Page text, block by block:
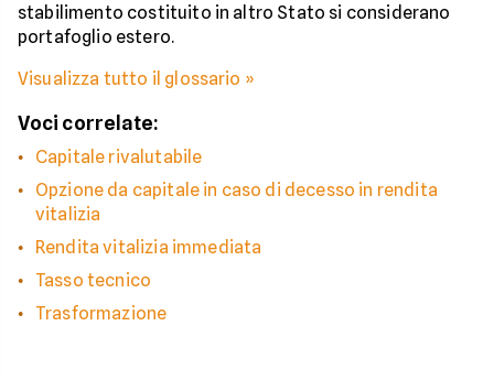
stabilimento costituito in altro Stato si considerano
portafoglio estero.
Visualizza tutto il glossario »
Voci correlate:
Capitale rivalutabile
Opzione da capitale in caso di decesso in rendita
vitalizia
Rendita vitalizia immediata
Tasso tecnico
Trasformazione